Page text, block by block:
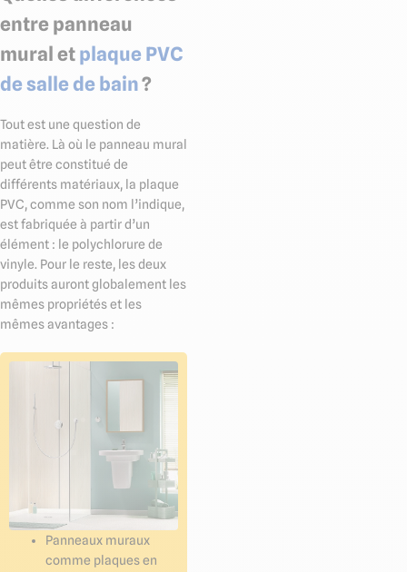
entre panneau
mural et plaque PVC
de salle de bain?
Tout est une question de
matière. Là où le panneau mural
peut être constitué de
différents matériaux, la plaque
PVC, comme son nom l’indique,
est fabriquée à partir d’un
élément : le polychlorure de
vinyle. Pour le reste, les deux
produits auront globalement les
mêmes propriétés et les
mêmes avantages :
Panneaux muraux
comme plaques en